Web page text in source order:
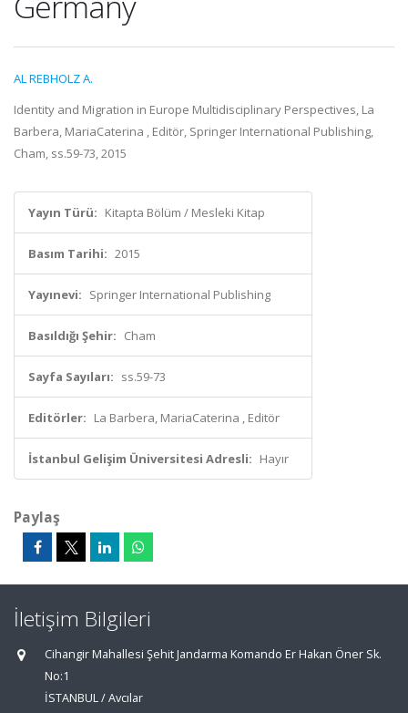
AL REBHOLZ A.
Identity and Migration in Europe Multidisciplinary Perspectives, La
Barbera, MariaCaterina , Editör, Springer International Publishing,
Cham, ss.59-73, 2015
Yayın Türü: Kitapta Bölüm / Mesleki Kitap
Basım Tarihi: 2015
Yayınevi: Springer International Publishing
Basıldığı Şehir: Cham
Sayfa Sayıları: ss.59-73
Editörler: La Barbera, MariaCaterina , Editör
İstanbul Gelişim Üniversitesi Adresli: Hayır
Paylaş
İletişim Bilgileri
Cihangir Mahallesi Şehit Jandarma Komando Er Hakan Öner Sk.
No:1
İSTANBUL / Avcılar